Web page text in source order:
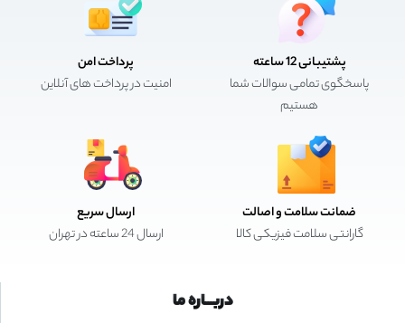
پشتیبانی 12 ساعته
پاسخگوی تمامی سوالات شما
هستیم
پرداخت امن
امنیت در پرداخت های آنلاین
ضمانت سلامت و اصالت
گارانتی سلامت فیزیکی کالا
ارسال سریع
ارسال 24 ساعته در تهران
دربـــاره ما